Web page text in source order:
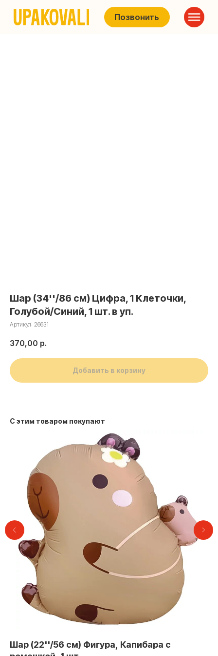
Позвонить
Шар (34''/86 см) Цифра, 1 Клеточки,
Голубой/Синий, 1 шт. в уп.
Артикул: 26631
370,00 р.
Добавить в корзину
С этим товаром покупают
Шар (22''/56 см) Фигура, Капибара с
Контакты
+7 (495) 005-03-13